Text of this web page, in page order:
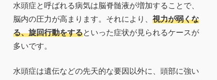
水頭症と呼ばれる病気は脳脊髄液が増加することで、
脳内の圧力が高まります。それにより、 視力が弱くな
る、旋回行動をするといった症状が見られるケースが
多いです。
水頭症は遺伝などの先天的な要因以外に、頭部に強い